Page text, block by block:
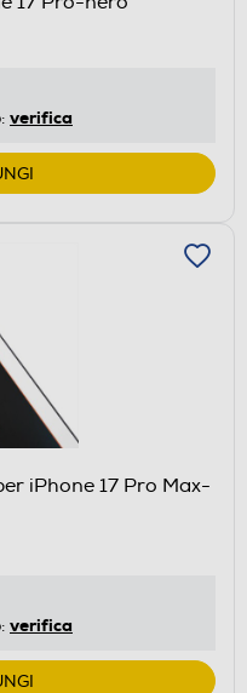
verifica
iPhone 17 Pro Max-
verifica